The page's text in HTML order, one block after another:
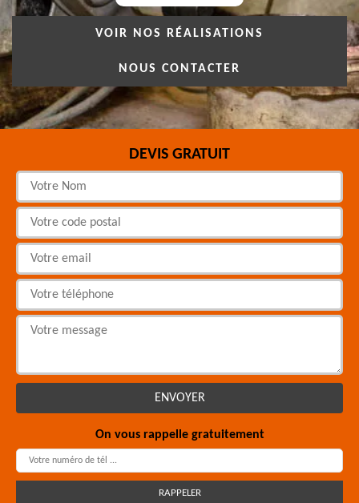
VOIR NOS RÉALISATIONS
NOUS CONTACTER
DEVIS GRATUIT
On vous rappelle gratuitement